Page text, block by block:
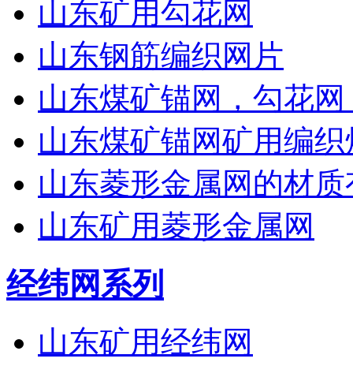
山东矿用勾花网
山东钢筋编织网片
山东煤矿锚网，勾花
山东煤矿锚网矿用编
山东菱形金属网的材质
山东矿用菱形金属网
经纬网系列
山东矿用经纬网